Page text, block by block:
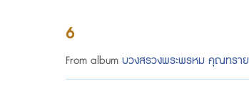
6
From album บวงสรวงพระพรหม คุณทราย